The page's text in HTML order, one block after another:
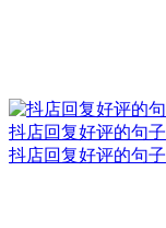
抖店回复好评的句子
抖店回复好评的句子